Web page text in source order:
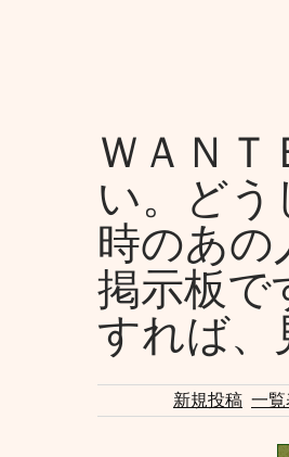
ＷＡＮＴ
い。ど
時のあの
掲示板で
すれば、
新規投稿 一